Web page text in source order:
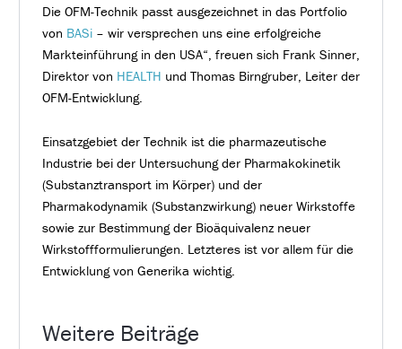
Die OFM-Technik passt ausgezeichnet in das Portfolio
von BASi– wir versprechen uns eine erfolgreiche
Markteinführung in den USA“, freuen sich Frank Sinner,
Direktor von HEALTH und Thomas Birngruber, Leiter der
OFM-Entwicklung.
Einsatzgebiet der Technik ist die pharmazeutische
Industrie bei der Untersuchung der Pharmakokinetik
(Substanztransport im Körper) und der
Pharmakodynamik (Substanzwirkung) neuer Wirkstoffe
sowie zur Bestimmung der Bioäquivalenz neuer
Wirkstoffformulierungen. Letzteres ist vor allem für die
Entwicklung von Generika wichtig.
Weitere Beiträge